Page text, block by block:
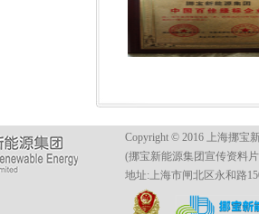
Copyright © 2016 上海挪宝
(挪宝新能源集团宣传资料
地址:上海市闸北区永和路